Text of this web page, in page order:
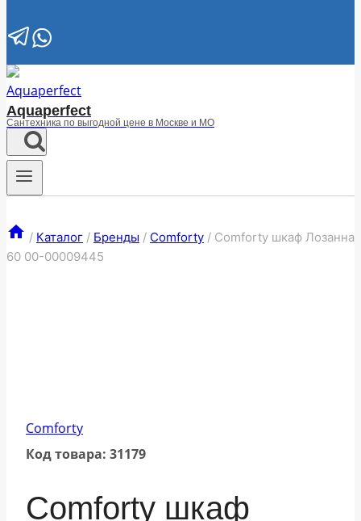
Aquaperfect
Сантехника по выгодной цене в Москве и МО
/ Каталог / Бренды / Comforty / Comforty шкаф Лозанна
60 00-00009445
Comforty
Код товара: 31179
Comforty шкаф